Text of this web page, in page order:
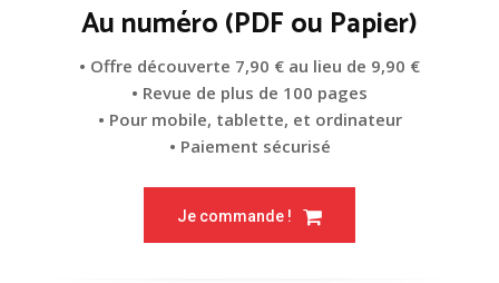
Au numéro (PDF ou Papier)
• Offre découverte 7,90 € au lieu de 9,90 €
• Revue de plus de 100 pages
• Pour mobile, tablette, et ordinateur
• Paiement sécurisé
Je commande !